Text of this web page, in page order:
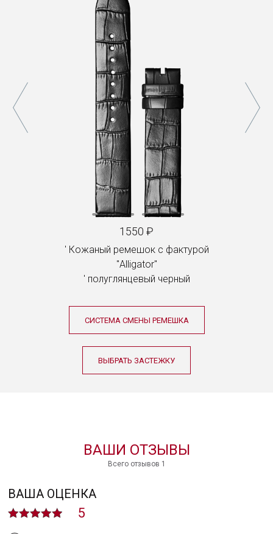
1550 ₽
Кожаный ремешок с фактурой
"Alligator"
полуглянцевый черный
СИСТЕМА СМЕНЫ РЕМЕШКА
ВЫБРАТЬ ЗАСТЕЖКУ
ВАШИ ОТЗЫВЫ
Всего отзывов 1
ВАША ОЦЕНКА
5